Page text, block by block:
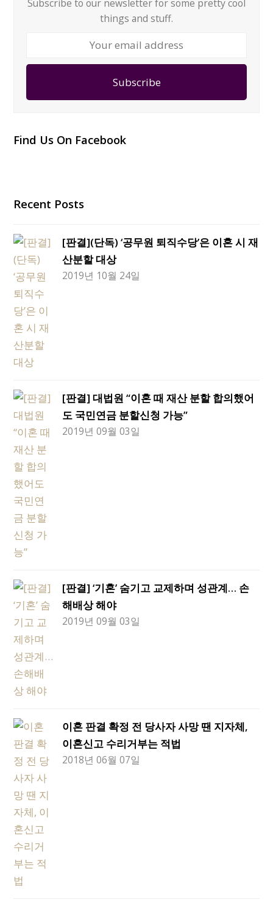
Subscribe to our newsletter for some pretty cool
things and stuff.
Subscribe
Find Us On Facebook
Recent Posts
[판결](단독) ‘공무원 퇴직수당’은 이혼 시 재
산분할 대상
2019년 10월 24일
[판결] 대법원 “이혼 때 재산 분할 합의했어
도 국민연금 분할신청 가능”
2019년 09월 03일
[판결] ‘기혼’ 숨기고 교제하며 성관계… 손
해배상 해야
2019년 09월 03일
이혼 판결 확정 전 당사자 사망 땐 지자체,
이혼신고 수리거부는 적법
2018년 06월 07일